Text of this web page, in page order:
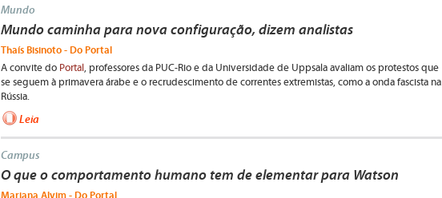
Mundo
Mundo caminha para nova configuração, dizem analistas
Thaís Bisinoto - Do Portal
A convite do Portal, professores da PUC-Rio e da Universidade de Uppsala avaliam os protestos que
se seguem à primavera árabe e o recrudescimento de correntes extremistas, como a onda fascista na
Rússia.
Leia
Campus
O que o comportamento humano tem de elementar para Watson
Mariana Alvim - Do Portal